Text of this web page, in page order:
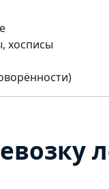
хосписы